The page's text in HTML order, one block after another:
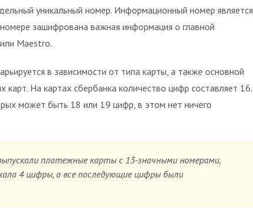
уникальный номер. Информационный номер является
зашифрована важная информация о главной
Maestro.
в зависимости от типа карты, а также основной
На картах сбербанка количество цифр составляет 16.
может быть 18 или 19 цифр, в этом нет ничего
платежные карты с 13-значными номерами,
4 цифры, а все последующие цифры были